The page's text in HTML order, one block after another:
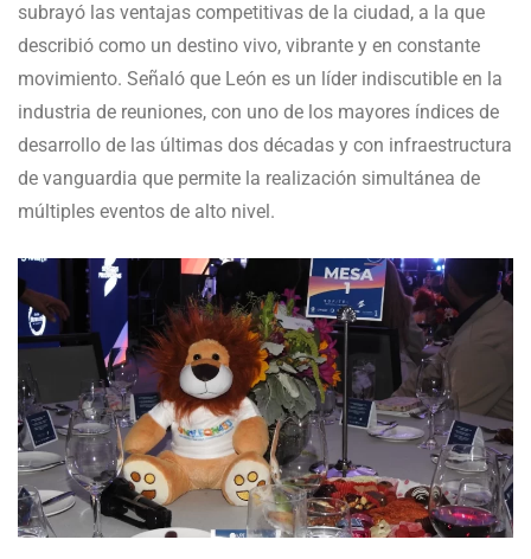
subrayó las ventajas competitivas de la ciudad, a la que
describió como un destino vivo, vibrante y en constante
movimiento. Señaló que León es un líder indiscutible en la
industria de reuniones, con uno de los mayores índices de
desarrollo de las últimas dos décadas y con infraestructura
de vanguardia que permite la realización simultánea de
múltiples eventos de alto nivel.